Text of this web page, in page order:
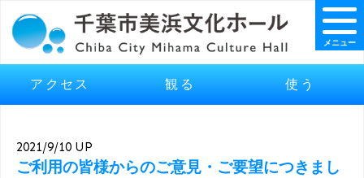
アクセス 観る 使う
メニュー
2021/9/10 UP
ご利用の皆様からのご意見・ご要望につきまし